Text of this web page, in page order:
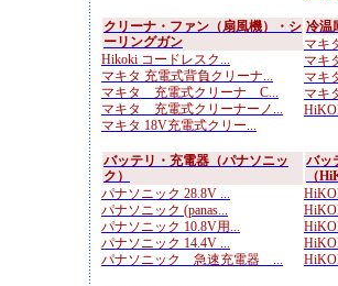
クリーナ・ファン（扇風機）・シ
ーリングガン
Hikoki コードレスク...
マキタ 充電式背負クリーナ...
マキタ 充電式クリーナ C...
マキタ 充電式クリーナーノ...
マキタ 18V充電式クリー...
冷温
マキ
マキ
マキ
マキ
バッテリ・充電器（パナソニッ
ク）
パナソニック 28.8V ...
パナソニック (panas...
パナソニック 10.8V用...
パナソニック 14.4V ...
パナソニック 急速充電器 ...
バッ
（